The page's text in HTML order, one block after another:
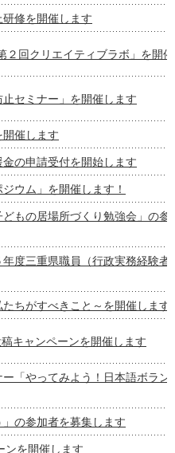
修を開催します
回クリエイティブラボ」を開
セミナー」を開催します
催します
の申請受付を開始します
ウム」を開催します！
もの居場所づくり勉強会」の参
年度三重県職員（行政実務経験
ちがすべきこと～を開催します
キャンペーンを開催します
「やってみよう！日本語ボラン
の参加者を募集します
ンを開催します